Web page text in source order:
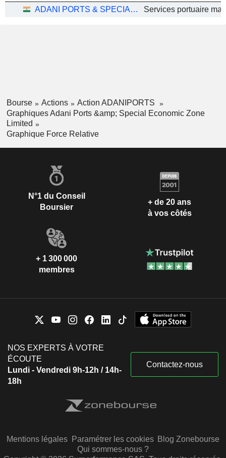
ADANI PORTS & SPECIAL ECONOMIC ZONE LIMITED
Bourse Actions
Action ADANIPORTS
Graphiques Adani Ports &amp; Special Economic Zone
Limited
Graphique Force Relative
N°1 du Conseil
Boursier
+ de 20 ans
à vos côtés
+ 1 300 000
membres
NOS EXPERTS À VOTRE
ÉCOUTE
Lundi - Vendredi 9h-12h / 14h-
18h
Contactez-nous
Mentions légales Paramétrer les cookies Blog Zonebourse
Qui sommes-nous ?